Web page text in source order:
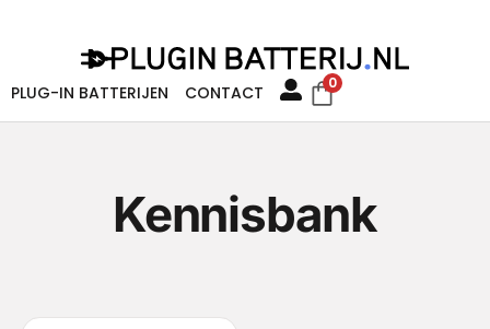
PLUG-IN BATTERIJEN CONTACT 0
Kennisbank